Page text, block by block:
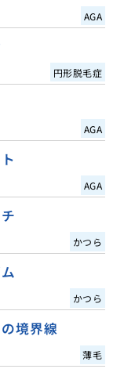
AGA
円形脱毛症
AGA
AGA
かつら
かつら
境界線
薄毛